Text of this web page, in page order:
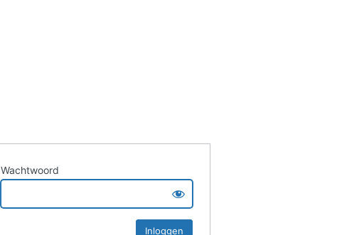
Wachtwoord